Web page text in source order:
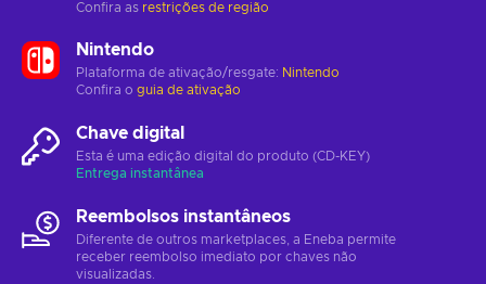
Confira as restrições de região
Nintendo
Plataforma de ativação/resgate: Nintendo
Confira o guia de ativação
Chave digital
Esta é uma edição digital do produto (CD-KEY)
Entrega instantânea
Reembolsos instantâneos
Diferente de outros marketplaces, a Eneba permite
receber reembolso imediato por chaves não
visualizadas.